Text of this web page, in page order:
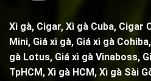
Xì gà, Cigar, Xì gà Cuba, Cigar
Mini, Giá xì gà, Giá xì gà Cohiba
gà Lotus, Giá xì gà Vinaboss,
TpHCM, Xì gà HCM, Xì gà Sài